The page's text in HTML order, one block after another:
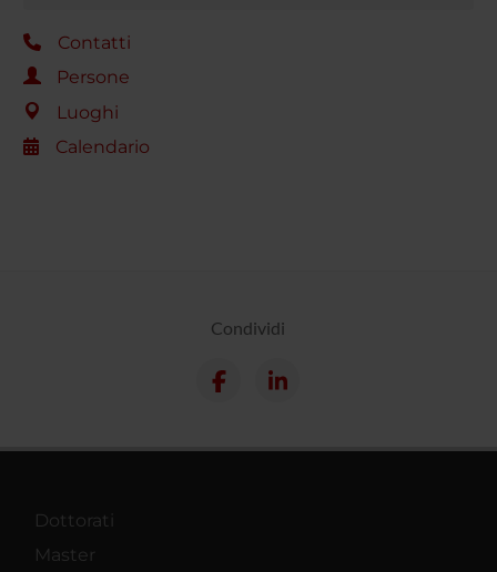
Contatti
Persone
Luoghi
Calendario
Condividi
Dottorati
Master